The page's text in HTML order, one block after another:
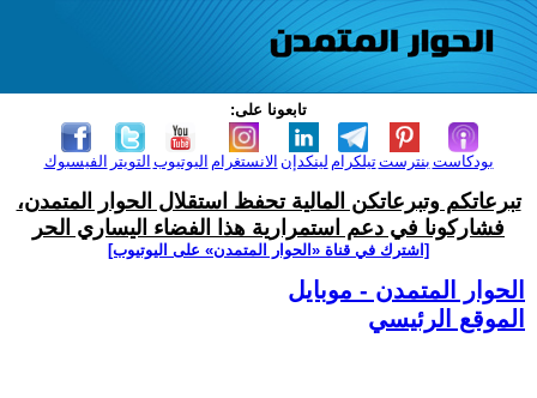
تابعونا على:
الفيسبوك التويتر اليوتيوب الانستغرام لينكدإن تيلكرامبنترست بودكاست
تبرعاتكم وتبرعاتكن المالية تحفظ استقلال الحوار المتمدن،
فشاركونا في دعم استمرارية هذا الفضاء اليساري الحر
[اشترك في قناة ‫«الحوار المتمدن» على اليوتيوب]
الحوار المتمدن - موبايل
الموقع الرئيسي